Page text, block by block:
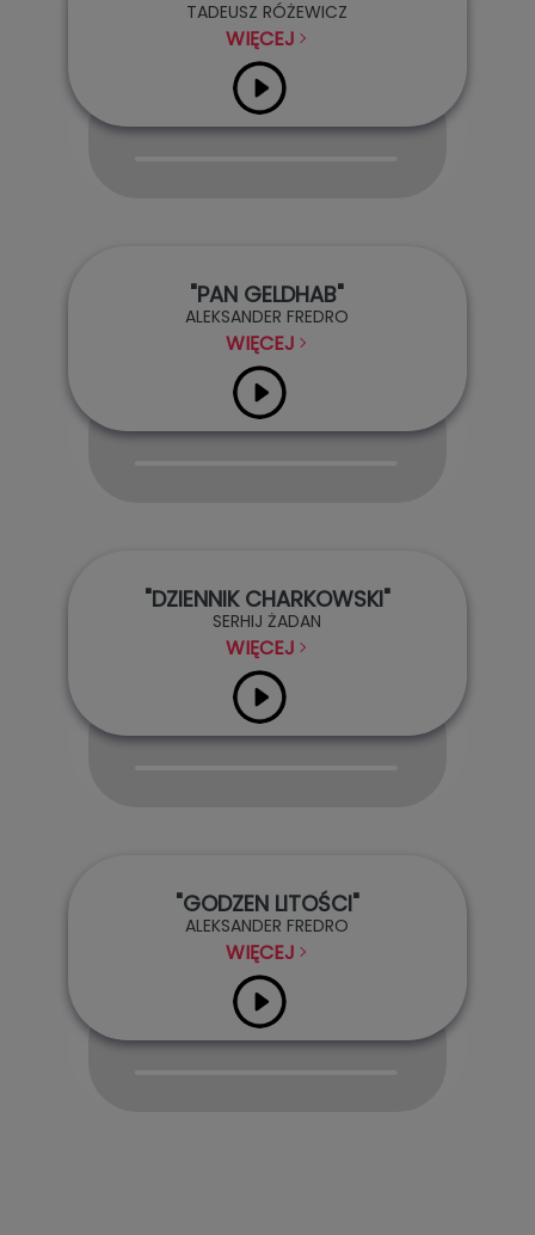
TADEUSZ RÓŻEWICZ
WIĘCEJ
Audio
"PAN GELDHAB"
ALEKSANDER FREDRO
WIĘCEJ
Audio
"DZIENNIK CHARKOWSKI"
SERHIJ ŻADAN
WIĘCEJ
Audio
"GODZEN LITOŚCI"
ALEKSANDER FREDRO
WIĘCEJ
Audio